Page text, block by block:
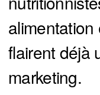
flairent déjà
marketing.